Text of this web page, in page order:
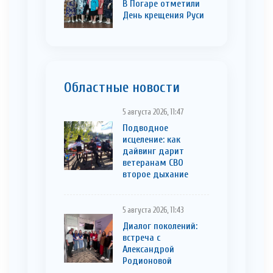
В Погаре отметили
День крещения Руси
Областные новости
5 августа 2026, 11:47
Подводное
исцеление: как
дайвинг дарит
ветеранам СВО
второе дыхание
5 августа 2026, 11:43
Диалог поколений:
встреча с
Александрой
Родионовой